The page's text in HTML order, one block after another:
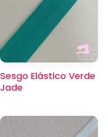
Sesgo Elástico Verde
Jade